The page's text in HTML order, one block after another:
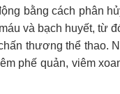
bằng cách phân
và bạch huyết, từ
thương thể thao.
phế quản, viêm